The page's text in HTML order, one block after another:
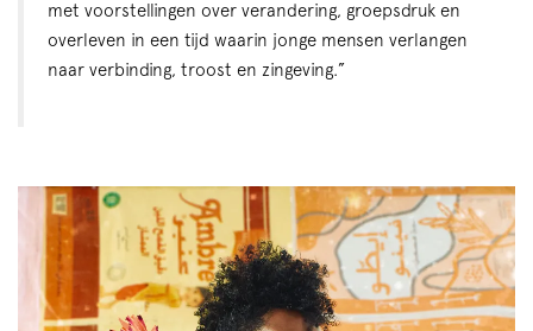
met voorstellingen over verandering, groepsdruk en
overleven in een tijd waarin jonge mensen verlangen
naar verbinding, troost en zingeving.”